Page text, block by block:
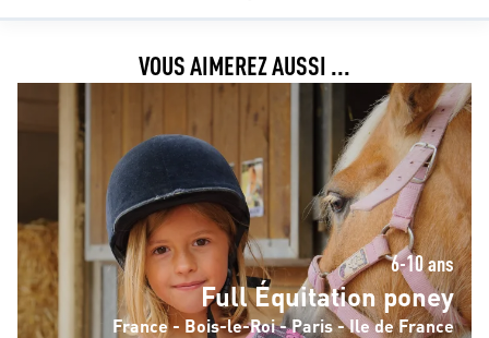
VOUS AIMEREZ AUSSI ...
6-10 ans
Full Équitation poney
France - Bois-le-Roi - Paris - Ile de France